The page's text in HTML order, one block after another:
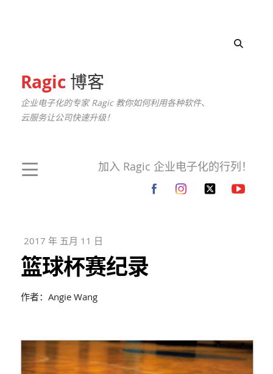
Ragic博客
企业电子化的专家 Ragic 教你如何利用各种软件、
云服务让公司快速升级！
加入 Ragic 企业电子化的行列！
2017 年 五月 11 日
篮球杯赛纪录
作者：Angie Wang